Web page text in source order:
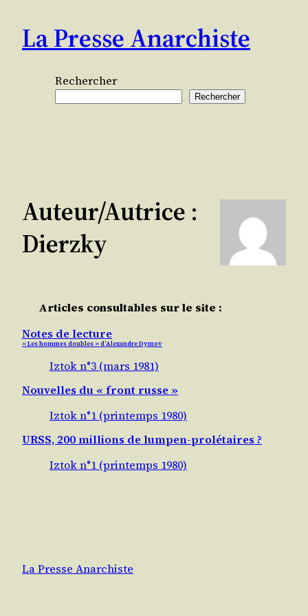
contenu
La Presse Anarchiste
Rechercher
Rechercher
Auteur/autrice :
Dierzky
Articles consultables sur le site :
Notes de lecture
« Les hommes doubles » d’Alexandre Dymov
Iztok n°3 (mars 1981)
Nouvelles du « front russe »
Iztok n°1 (printemps 1980)
URSS, 200 millions de lumpen-prolétaires ?
Iztok n°1 (printemps 1980)
La Presse Anarchiste